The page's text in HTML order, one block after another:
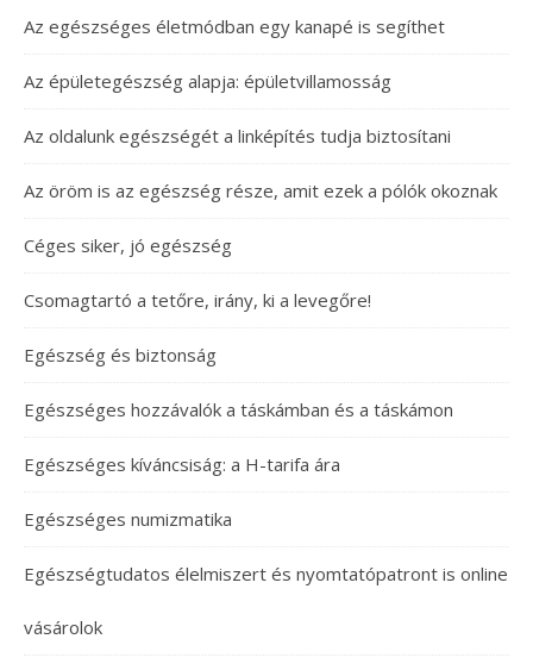
Az egészséges életmódban egy kanapé is segíthet
Az épületegészség alapja: épületvillamosság
Az oldalunk egészségét a linképítés tudja biztosítani
Az öröm is az egészség része, amit ezek a pólók okoznak
Céges siker, jó egészség
Csomagtartó a tetőre, irány, ki a levegőre!
Egészség és biztonság
Egészséges hozzávalók a táskámban és a táskámon
Egészséges kíváncsiság: a H-tarifa ára
Egészséges numizmatika
Egészségtudatos élelmiszert és nyomtatópatront is online
vásárolok